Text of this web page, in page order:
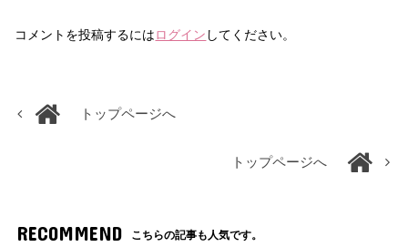
コメントを投稿するにはログイン してください。
トップページへ
トップページへ
RECOMMEND こちらの記事も人気です。